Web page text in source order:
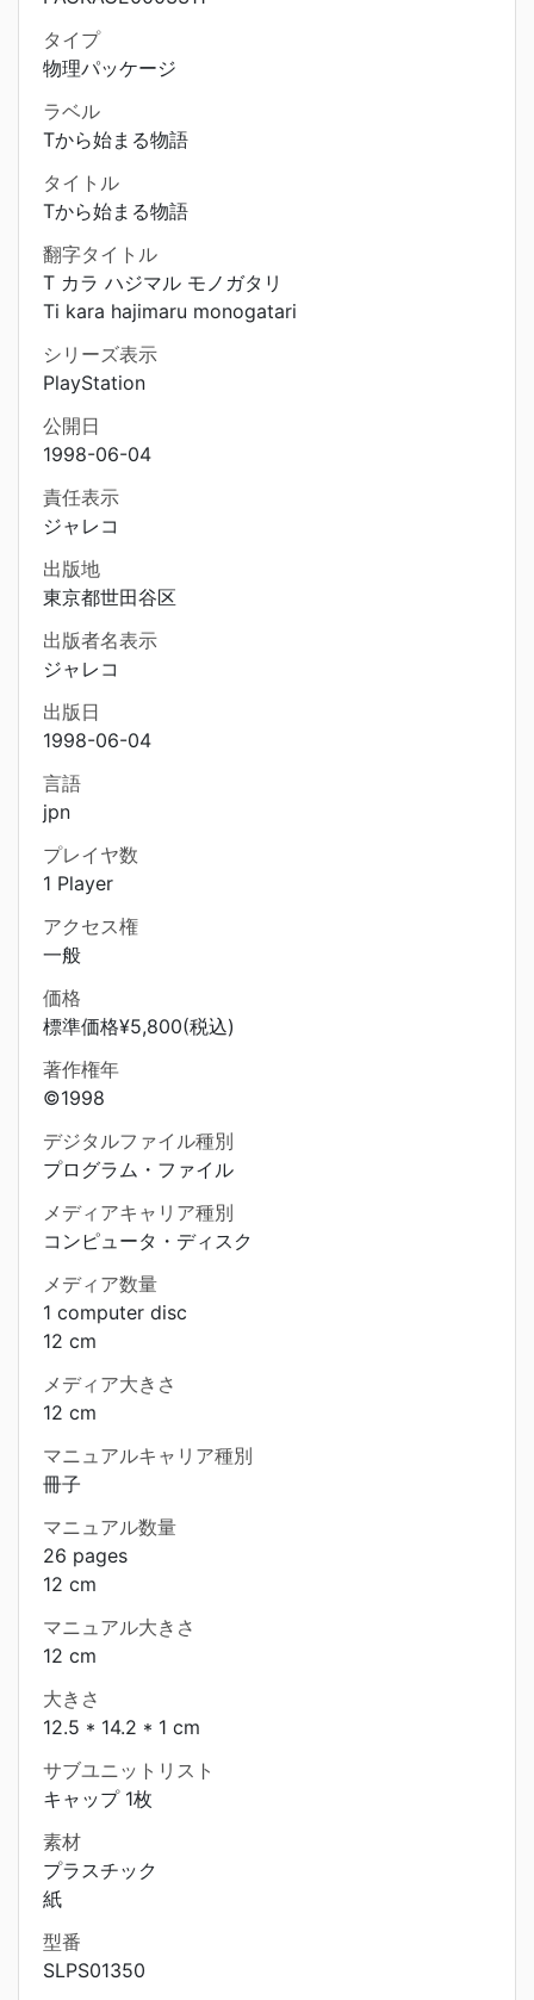
タイプ
物理パッケージ
ラベル
Tから始まる物語
タイトル
Tから始まる物語
翻字タイトル
T カラ ハジマル モノガタリ
Ti kara hajimaru monogatari
シリーズ表示
PlayStation
公開日
1998-06-04
責任表示
ジャレコ
出版地
東京都世田谷区
出版者名表示
ジャレコ
出版日
1998-06-04
言語
jpn
プレイヤ数
1 Player
アクセス権
一般
価格
標準価格¥5,800(税込)
著作権年
©1998
デジタルファイル種別
プログラム・ファイル
メディアキャリア種別
コンピュータ・ディスク
メディア数量
1 computer disc
12 cm
メディア大きさ
12 cm
マニュアルキャリア種別
冊子
マニュアル数量
26 pages
12 cm
マニュアル大きさ
12 cm
大きさ
12.5 * 14.2 * 1 cm
サブユニットリスト
キャップ 1枚
素材
プラスチック
紙
型番
SLPS01350